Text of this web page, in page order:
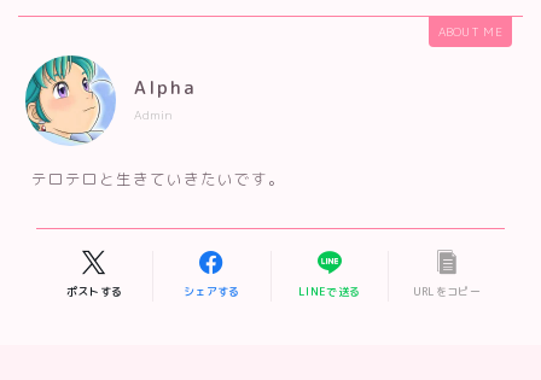
ABOUT ME
Alpha
Admin
テロテロと生きていきたいです。
ポストする シェアする LINEで送る URLをコピー